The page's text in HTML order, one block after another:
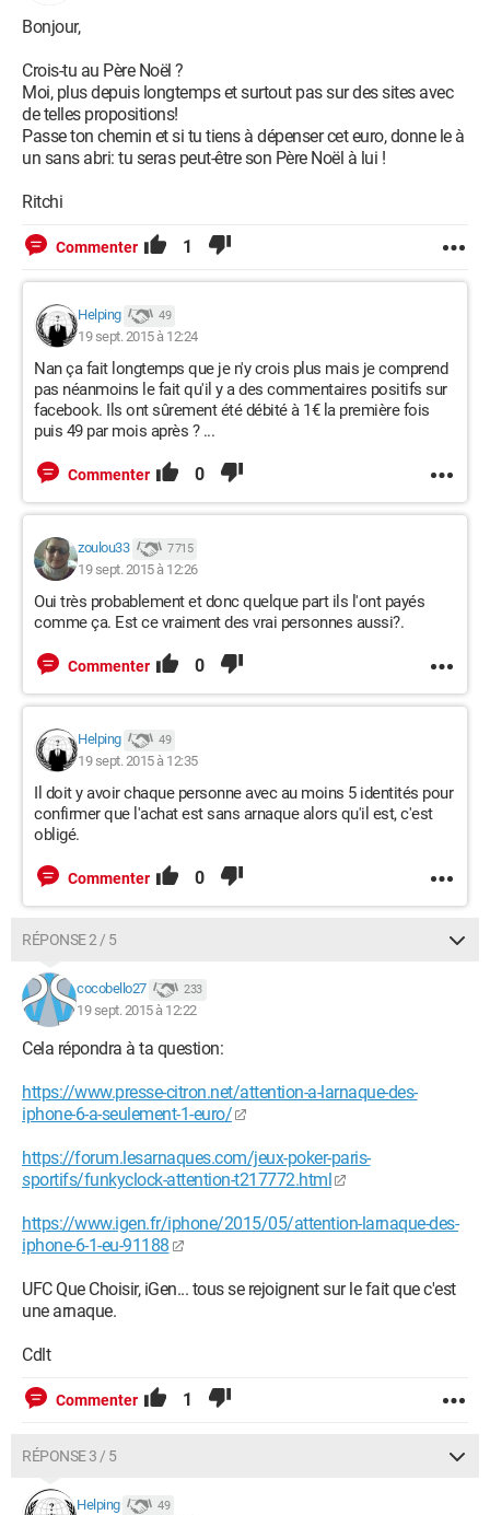
Bonjour,
Crois-tu au Père Noël ?
Moi, plus depuis longtemps et surtout pas sur des sites avec
de telles propositions!
Passe ton chemin et si tu tiens à dépenser cet euro, donne le à
un sans abri: tu seras peut-être son Père Noël à lui !
Ritchi
Commenter 1
Helping 49
19 sept. 2015 à 12:24
Nan ça fait longtemps que je n'y crois plus mais je comprend
pas néanmoins le fait qu'il y a des commentaires positifs sur
facebook. Ils ont sûrement été débité à 1€ la première fois
puis 49 par mois après ? ...
Commenter 0
zoulou33 7 715
19 sept. 2015 à 12:26
Oui très probablement et donc quelque part ils l'ont payés
comme ça. Est ce vraiment des vrai personnes aussi?.
Commenter 0
Helping 49
19 sept. 2015 à 12:35
Il doit y avoir chaque personne avec au moins 5 identités pour
confirmer que l'achat est sans arnaque alors qu'il est, c'est
obligé.
Commenter 0
RÉPONSE 2 / 5
cocobello27 233
19 sept. 2015 à 12:22
Cela répondra à ta question:
https://www.presse-citron.net/attention-a-larnaque-des-
iphone-6-a-seulement-1-euro/
https://forum.lesarnaques.com/jeux-poker-paris-
sportifs/funkyclock-attention-t217772.html
https://www.igen.fr/iphone/2015/05/attention-larnaque-des-
iphone-6-1-eu-91188
UFC Que Choisir, iGen... tous se rejoignent sur le fait que c'est
une arnaque.
Cdlt
Commenter 1
RÉPONSE 3 / 5
Helping 49